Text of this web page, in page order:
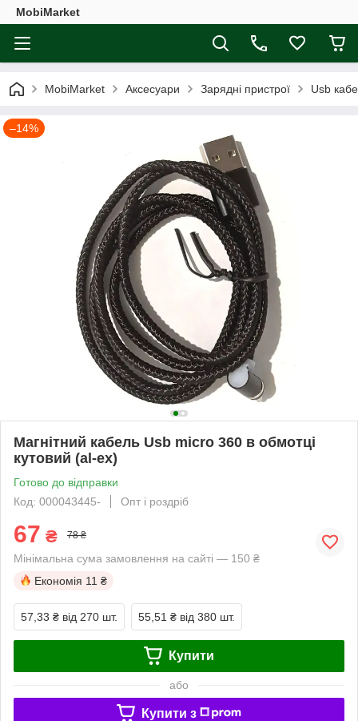
MobiMarket
MobiMarket Аксесуари Зарядні пристрої Usb
–14%
Магнітний кабель Usb micro 360 в обмотці
кутовий (al-ex)
Готово до відправки
Код: 000043445-
Опт і роздріб
67 ₴ 78 ₴
Мінімальна сума замовлення на сайті — 150 ₴
Економія 11 ₴
57,33 ₴ від 270 шт. 55,51 ₴ від 380 шт.
Купити
або
Купити з